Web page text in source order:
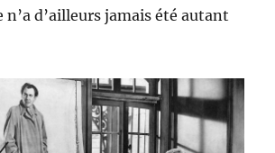
d’ailleurs jamais été autant